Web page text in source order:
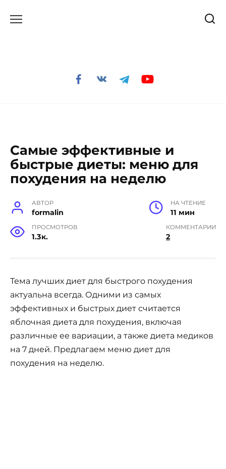
Самые эффективные и
быстрые диеты: меню для
похудения на неделю
АВТОР
formalin
НА ЧТЕНИЕ
11 мин
ПРОСМОТРОВ
1.3к.
КОММЕНТАРИИ
2
Тема лучших диет для быстрого похудения
актуальна всегда. Одними из самых
эффективных и быстрых диет считается
яблочная диета для похудения, включая
различные ее вариации, а также диета медиков
на 7 дней. Предлагаем меню диет для
похудения на неделю.